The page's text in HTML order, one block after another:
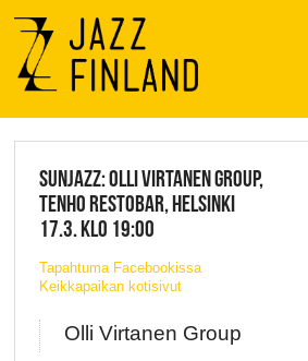
Menu
JAZZ FINLAND LIVE
SUNJAZZ: OLLI VIRTANEN GROUP,
TENHO RESTOBAR, HELSINKI
17.3. KLO 19:00
Tapahtuma Facebookissa
Keikkapaikan kotisivut
Olli Virtanen Group